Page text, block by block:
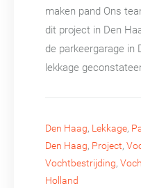
maken pand Ons
dit project in Den
de parkeergarage in
lekkage
Den Haag, Lekkage,
Den Haag, Project,
Vochtbestrijding,
Holland